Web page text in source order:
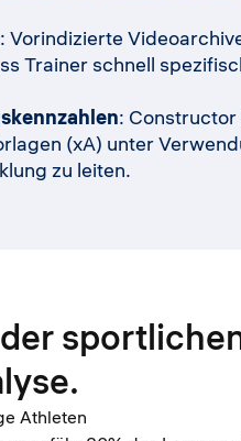
: Vorindizierte
Trainer schnell
:
(xA) unter
zu leiten.
Athleten